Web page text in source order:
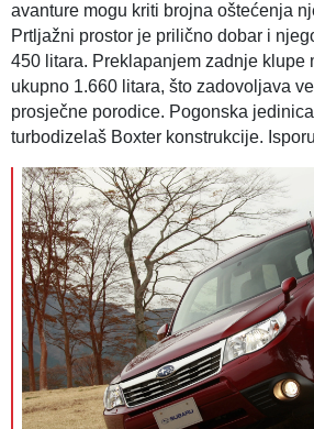
avanture mogu kriti brojna oštećenja
Prtljažni prostor je prilično dobar i
450 litara. Preklapanjem zadnje klupe
ukupno 1.660 litara, što zadovoljava
prosječne porodice. Pogonska
turbodizelaš Boxter konstrukcije.